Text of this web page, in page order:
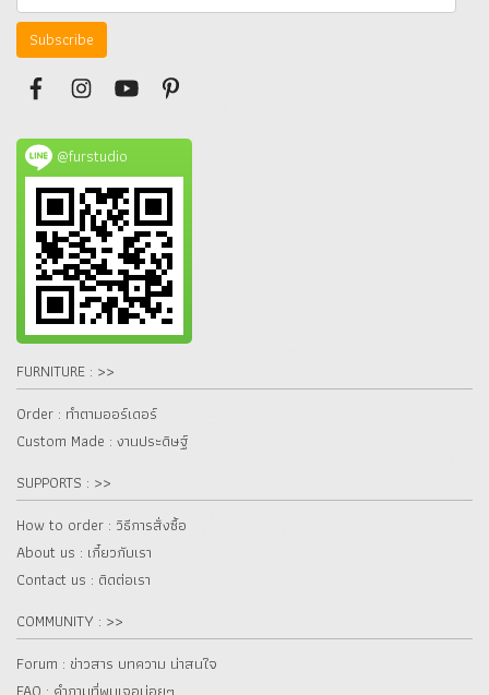
Subscribe
@furstudio
FURNITURE : >>
Order : ทำตามออร์เดอร์
Custom Made : งานประดิษฐ์
SUPPORTS : >>
How to order : วิธีการสั่งซื้อ
About us : เกี๋ยวกับเรา
Contact us : ติดต่อเรา
COMMUNITY : >>
Forum : ข่าวสาร บทความ น่าสนใจ